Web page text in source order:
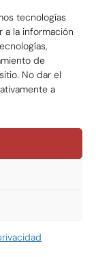
tecnologías
a la información
de
No dar el
a
todos..
[4]
Ad
que
79º
mundial
2024.
la